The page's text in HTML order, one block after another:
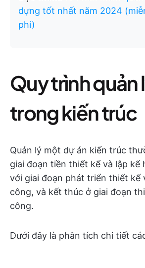
dựng tốt nhất năm 2024
phí)
Quy trình quản
trong kiến trúc
Quản lý một dự án kiến trúc
giai đoạn tiền thiết kế và lập kế
với giai đoạn phát triển thiết kế
công, và kết thúc ở giai đoạn
công.
Dưới đây là phân tích chi tiết